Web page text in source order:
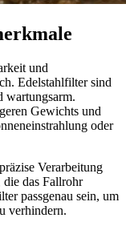
und
Edelstahlfilter sind
wartungsarm.
Gewichts und
oder
Verarbeitung
die das Fallrohr
passgenau sein, um
verhindern.